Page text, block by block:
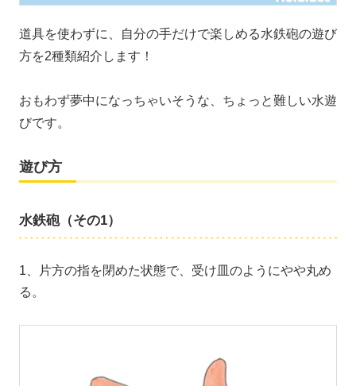
道具を使わずに、自分の手だけで楽しめる水鉄砲の遊び
方を2種類紹介します！
おもわず夢中になっちゃいそうな、ちょっと難しい水遊
びです。
遊び方
水鉄砲（その1）
1、片方の指を閉めた状態で、受け皿のようにやや丸め
る。